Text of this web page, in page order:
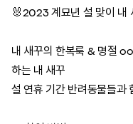
🐰2023 계묘년 설 맞이 내
내 새꾸의 한복룩 & 명절
하는 내 새꾸
설 연휴 기간 반려동물들과